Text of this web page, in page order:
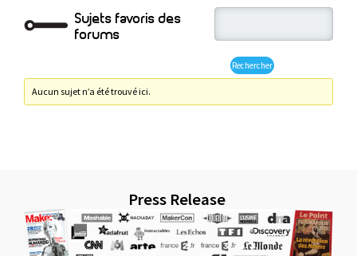
Sujets favoris des
forums
Aucun sujet n’a été trouvé ici.
Press Release